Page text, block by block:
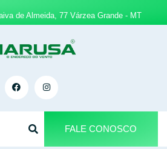
de Almeida, 77 Várzea Grande - MT
FALE CONOSCO